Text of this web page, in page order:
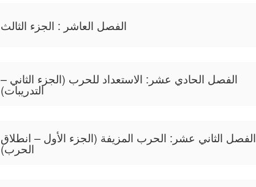
الفصل العاشر : الجزء الثالث
الفصل الحادي عشر: الاستعداد للحرب (الجزء الثاني –
التدريبات)
الفصل الثاني عشر: الحرب المزيفة (الجزء الأول – انطلاق
الحرب)